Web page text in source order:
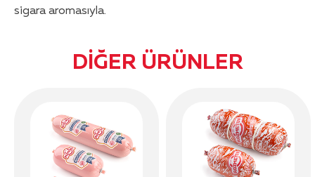
sigara aromasıyla.
DIĞER ÜRÜNLER